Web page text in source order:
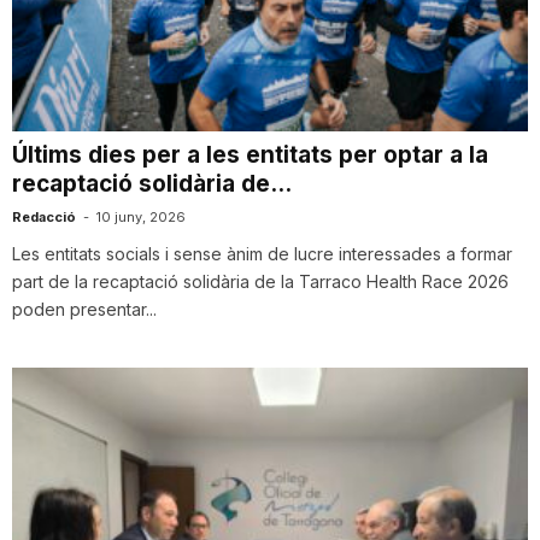
T
a
r
r
g
o
Últims dies per a les entitats per optar a la
recaptació solidària de...
Redacció - 10 juny, 2026
Les entitats socials i sense ànim de lucre interessades a formar
part de la recaptació solidària de la Tarraco Health Race 2026
poden presentar...